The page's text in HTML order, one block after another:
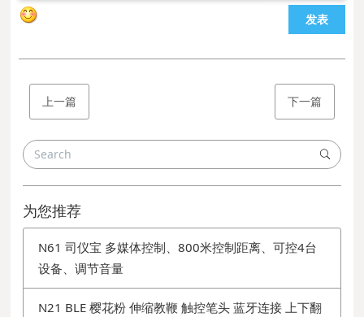
发表
上一篇 下一篇
为您推荐
N61 司仪宝 多媒体控制、800米控制距离、可控4台
设备、调节音量
N21 BLE 樱花粉 伸缩教鞭 触控笔头 蓝牙连接 上下翻